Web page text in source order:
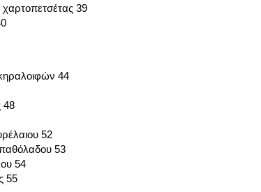
39
44
48
52
53
54
55